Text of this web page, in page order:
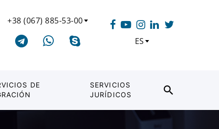
+38 (067) 885-53-00
ES
DE
SERVICIOS
JURÍDICOS